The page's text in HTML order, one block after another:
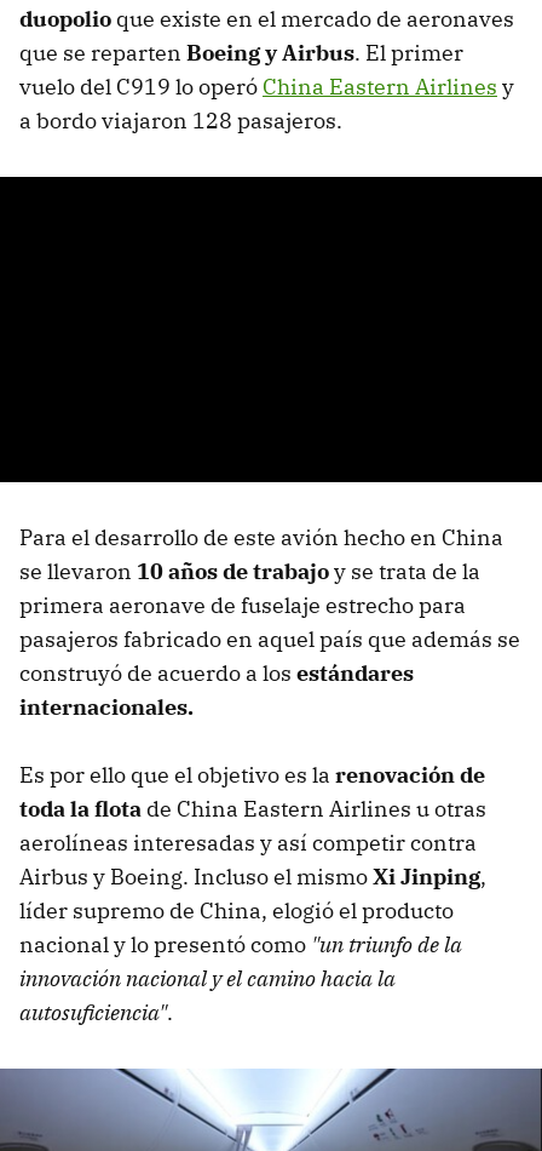
duopolio que existe en el mercado de aeronaves
que se reparten Boeing y Airbus. El primer
vuelo del C919 lo operó China Eastern Airlines y
a bordo viajaron 128 pasajeros.
Para el desarrollo de este avión hecho en China
se llevaron 10 años de trabajoy se trata de la
primera aeronave de fuselaje estrecho para
pasajeros fabricado en aquel país que además se
construyó de acuerdo a los estándares
internacionales.
Es por ello que el objetivo es la renovación de
toda la flota de China Eastern Airlines u otras
aerolíneas interesadas y así competir contra
Airbus y Boeing. Incluso el mismoXi Jinping,
líder supremo de China, elogió el producto
nacional y lo presentó como "un triunfo de la
innovación nacional y el camino hacia la
autosuficiencia".